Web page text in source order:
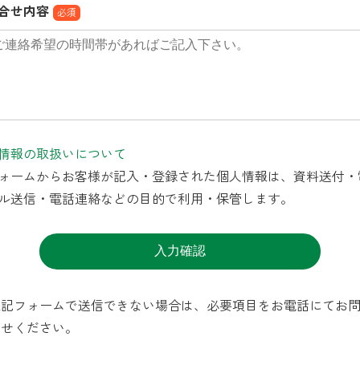
せ内容 必須
報の取扱いについて
ームからお客様が記入・登録された個人情報は、資料送付
送信・電話連絡などの目的で利用・保管します。
フォームで送信できない場合は、必要項目をお電話にてお
ください。